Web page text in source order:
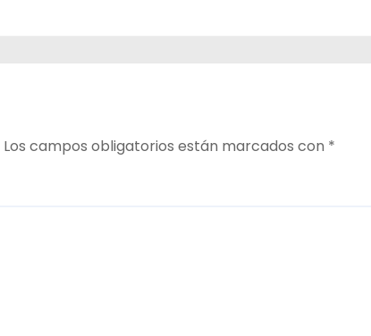
Los campos obligatorios están marcados con *